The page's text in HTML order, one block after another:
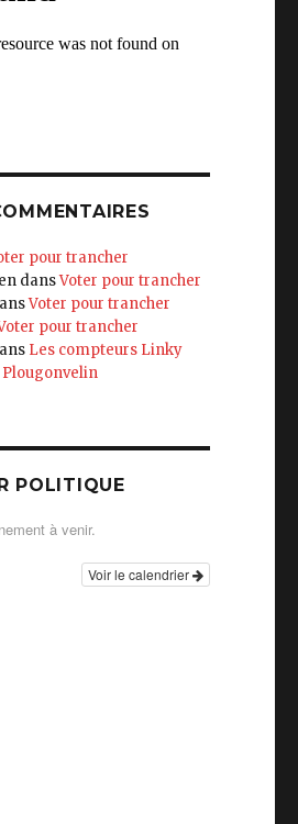
pour trancher
dansVoter pour trancher
Voter pour trancher
pour trancher
Les compteurs Linky
POLITIQUE
à venir.
Voir le calendrier